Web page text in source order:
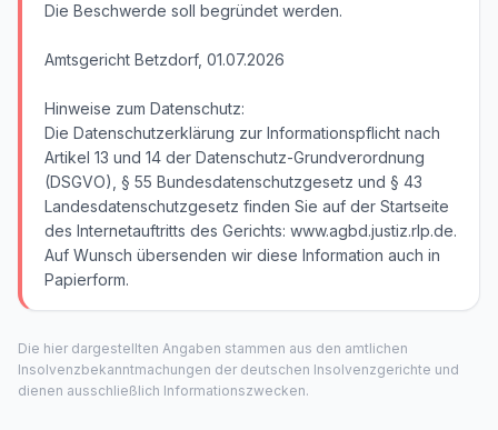
Die Beschwerde soll begründet werden.
Amtsgericht Betzdorf, 01.07.2026
Hinweise zum Datenschutz:
Die Datenschutzerklärung zur Informationspflicht nach
Artikel 13 und 14 der Datenschutz-Grundverordnung
(DSGVO), § 55 Bundesdatenschutzgesetz und § 43
Landesdatenschutzgesetz finden Sie auf der Startseite
des Internetauftritts des Gerichts: www.agbd.justiz.rlp.de.
Auf Wunsch übersenden wir diese Information auch in
Papierform.
Die hier dargestellten Angaben stammen aus den amtlichen
Insolvenzbekanntmachungen der deutschen Insolvenzgerichte und
dienen ausschließlich Informationszwecken.